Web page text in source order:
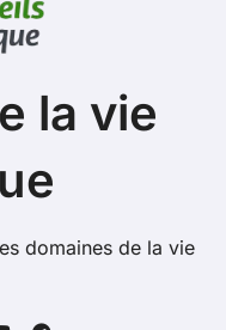
la vie
domaines de la vie